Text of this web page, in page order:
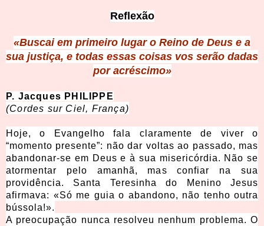
Reflexão
«Buscai em primeiro lugar o Reino de Deus e a
sua justiça, e todas essas coisas vos serão dadas
por acréscimo»
P. Jacques PHILIPPE
(Cordes sur Ciel, França)
Hoje, o Evangelho fala claramente de viver o
“momento presente”: não dar voltas ao passado, mas
abandonar-se em Deus e à sua misericórdia. Não se
atormentar pelo amanhã, mas confiar na sua
providência. Santa Teresinha do Menino Jesus
afirmava: «Só me guia o abandono, não tenho outra
bússola!».
A preocupação nunca resolveu nenhum problema. O